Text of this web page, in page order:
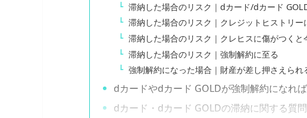
滞納した場合のリスク｜dカード/dカード
滞納した場合のリスク｜クレジットヒストリー
滞納した場合のリスク｜クレヒスに傷がつくと
滞納した場合のリスク｜強制解約に至る
強制解約になった場合｜財産が差し押さえられ
dカードやdカード GOLDが強制解約になれ
dカード・dカード GOLDの滞納に関する質問